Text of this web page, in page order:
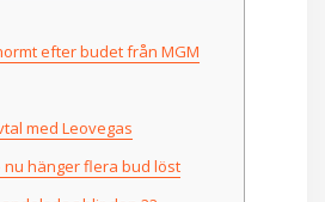
efter budet från MGM
med Leovegas
nu hänger flera bud löst